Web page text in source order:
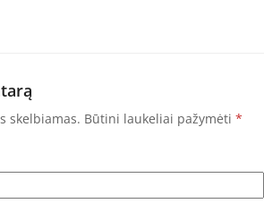
skelbiamas. Būtini laukeliai pažymėti *